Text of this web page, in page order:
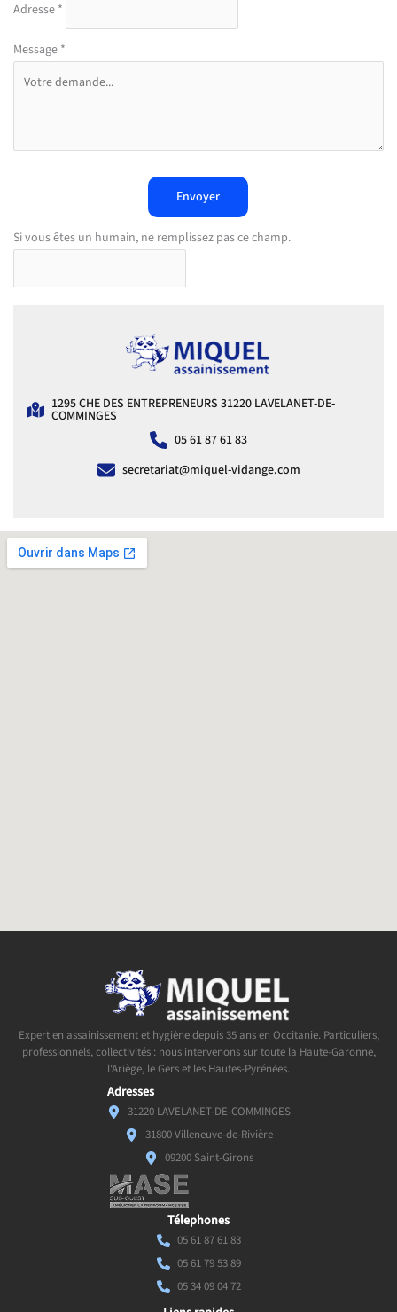
Adresse *
Message *
Envoyer
Si vous êtes un humain, ne remplissez pas ce champ.
1295 CHE DES ENTREPRENEURS 31220 LAVELANET-DE-
COMMINGES
05 61 87 61 83
secretariat@miquel-vidange.com
Expert en assainissement et hygiène depuis 35 ans en Occitanie. Particuliers,
professionnels, collectivités : nous intervenons sur toute la Haute-Garonne,
l'Ariège, le Gers et les Hautes-Pyrénées.
Adresses
31220 LAVELANET-DE-COMMINGES
31800 Villeneuve-de-Rivière
09200 Saint-Girons
Télephones
05 61 87 61 83
05 61 79 53 89
05 34 09 04 72